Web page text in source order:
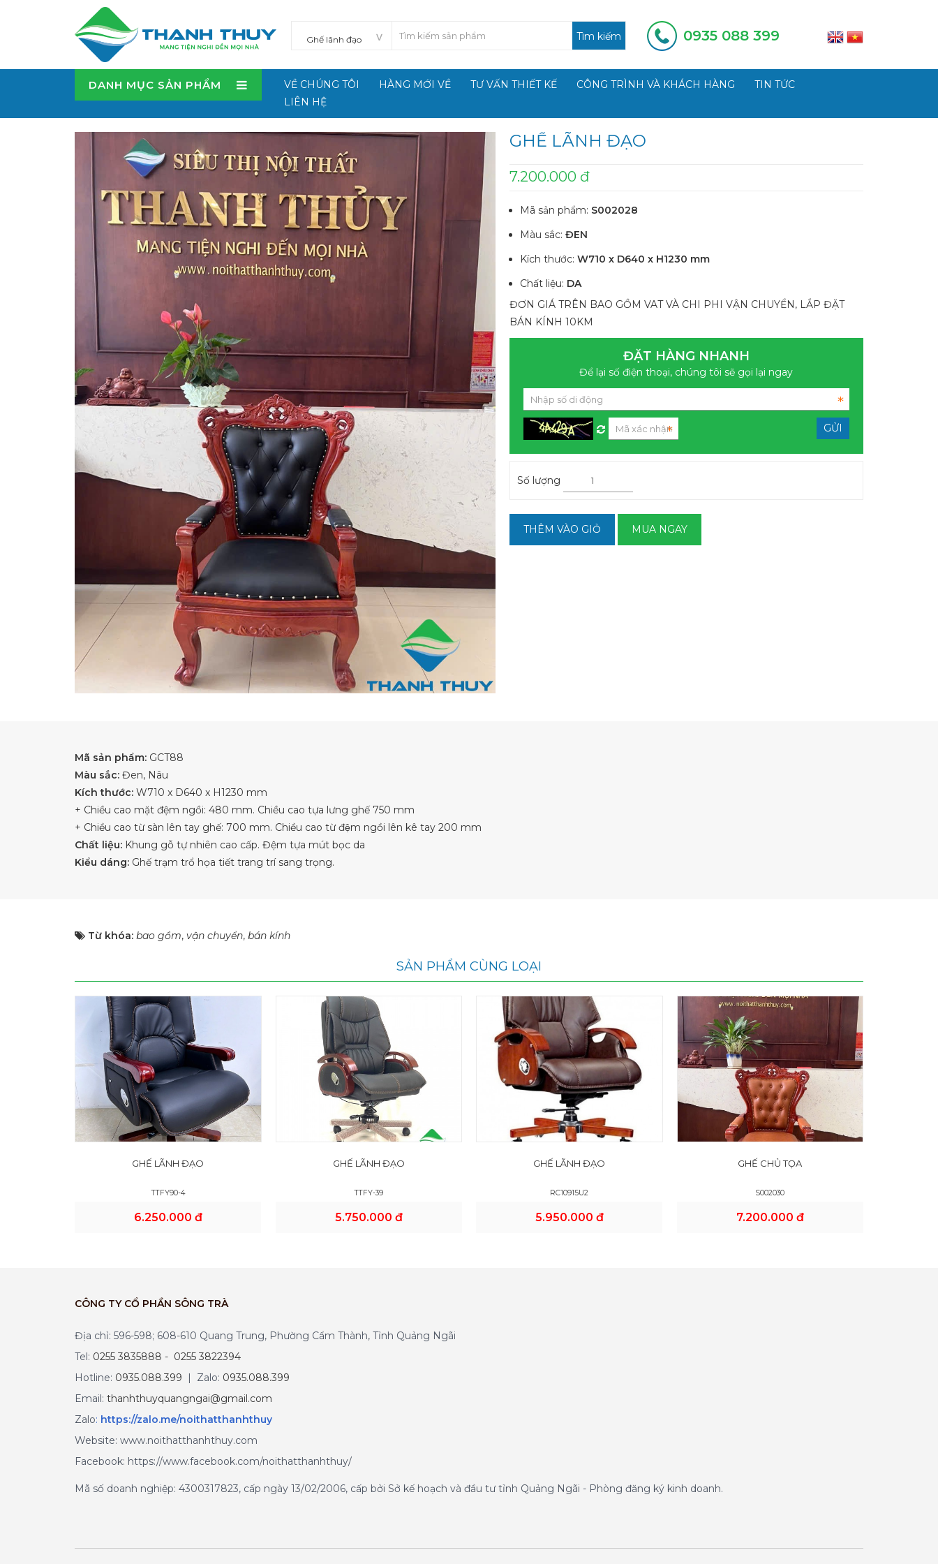
Tìm kiếm 0935 088 399
DANH MỤC SẢN PHẨM VỀ CHÚNG TÔI HÀNG MỚI VỀ TƯ VẤN THIẾT KẾ CÔNG TRÌNH VÀ KHÁCH HÀNG
TIN TỨC
LIÊN HỆ
GHẾ LÃNH ĐẠO
7.200.000 đ
Mã sản phẩm: S002028
Màu sắc: ĐEN
Kích thước: W710 x D640 x H1230 mm
Chất liệu: DA
ĐƠN GIÁ TRÊN BAO GỒM VAT VÀ CHI PHI VẬN CHUYỂN, LẮP ĐẶT
BÁN KÍNH 10KM
ĐẶT HÀNG NHANH
Để lại số điện thoại, chúng tôi sẽ gọi lại ngay
Số lượng
THÊM VÀO GIỎ MUA NGAY
Mã sản phẩm: GCT88
Màu sắc: Đen, Nâu
Kích thước: W710 x D640 x H1230 mm
+ Chiều cao mặt đệm ngồi: 480 mm. Chiều cao tựa lưng ghế 750 mm
+ Chiều cao từ sàn lên tay ghế: 700 mm. Chiều cao từ đệm ngồi lên kê tay 200 mm
Chất liệu: Khung gỗ tự nhiên cao cấp. Đệm tựa mút bọc da
Kiểu dáng: Ghế trạm trổ họa tiết trang trí sang trọng.
Từ khóa: bao gồm, vận chuyển, bán kính
SẢN PHẨM CÙNG LOẠI
GHẾ LÃNH ĐẠO
TTFY90-4
6.250.000 đ
GHẾ LÃNH ĐẠO
TTFY-39
5.750.000 đ
GHẾ LÃNH ĐẠO
RC10915U2
5.950.000 đ
GHẾ CHỦ TỌA
S002030
7.200.000 đ
CÔNG TY CỔ PHẦN SÔNG TRÀ
Địa chỉ: 596-598; 608-610 Quang Trung, Phường Cẩm Thành, Tỉnh Quảng Ngãi
Tel: 0255 3835888 - 0255 3822394
Hotline: 0935.088.399 | Zalo: 0935.088.399
Email: thanhthuyquangngai@gmail.com
Zalo: https://zalo.me/noithatthanhthuy
Website: www.noithatthanhthuy.com
Facebook: https://www.facebook.com/noithatthanhthuy/
Mã số doanh nghiệp: 4300317823, cấp ngày 13/02/2006, cấp bởi Sở kế hoạch và đầu tư tỉnh Quảng Ngãi - Phòng đăng ký kinh doanh.